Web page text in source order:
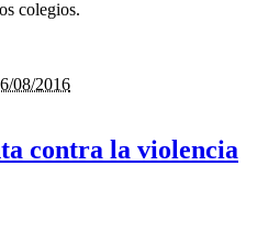
colegios.
08/2016
contra la violencia